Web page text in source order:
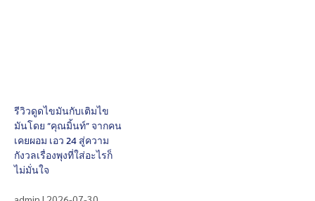
รีวิวดูดไขมันกับเติมไข
มันโดย “คุณมิ้นท์” จากคน
เคยผอม เอว 24 สู่ความ
กังวลเรื่องพุงที่ใส่อะไรก็
ไม่มั่นใจ